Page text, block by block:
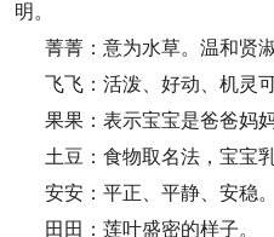
明。
菁菁：意为水草。温和贤
飞飞：活泼、好动、机灵可
果果：表示宝宝是爸爸妈
土豆：食物取名法，宝宝
安安：平正、平静、安稳。
田田：莲叶盛密的样子。